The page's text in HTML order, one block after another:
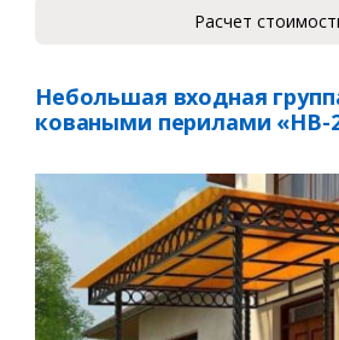
Расчет
Небольшая входная
коваными перилами «НВ-